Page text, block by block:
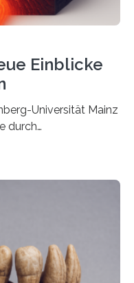
Einblicke
Universität Mainz
durch
darunter? Wo
die sich durch
Jun.-Prof. Dr.
an der
(JGU), und ihr
Lengai in Tansania
die Tremore